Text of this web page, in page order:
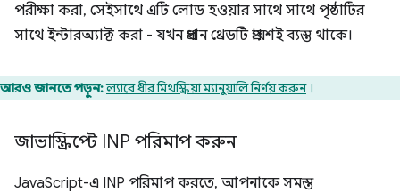
পরীক্ষা করা, সেইসাথে এটি লোড হওয়ার সাথে সাথে পৃষ্ঠাটির
সাথে ইন্টারঅ্যাক্ট করা - যখন প্রধান থ্রেডটি প্রায়শই ব্যস্ত থাকে।
আরও জানতে পড়ুন:ল্যাবে ধীর মিথস্ক্রিয়া ম্যানুয়ালি নির্ণয় করুন।
জাভাস্ক্রিপ্টে INP পরিমাপ করুন
JavaScript-এ INP পরিমাপ করতে, আপনাকে সমস্ত